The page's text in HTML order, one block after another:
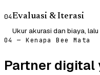
04Evaluasi & Iterasi
Ukur akurasi dan biaya,
04 — Kenapa Bee Mata
Partner digital